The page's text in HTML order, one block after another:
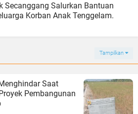
Secanggang Salurkan Bantuan
Korban Anak Tenggelam.
Tampilkan
Saat
Pembangunan